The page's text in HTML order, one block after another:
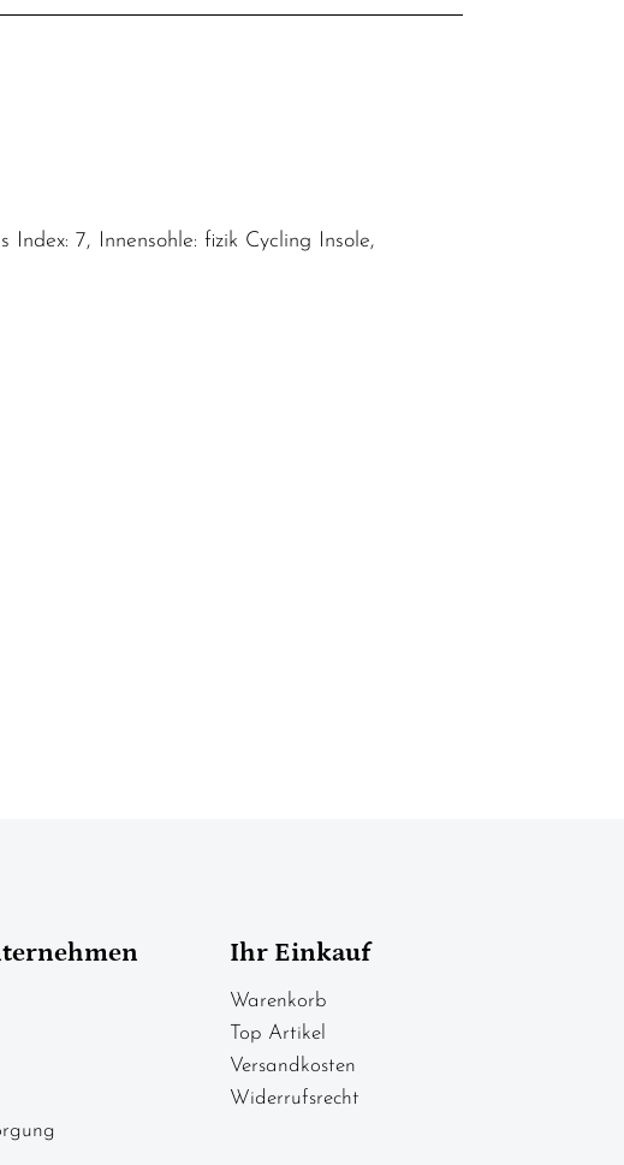
7, Innensohle: fizik Cycling Insole,
Ihr Einkauf
Warenkorb
Top Artikel
Versandkosten
Widerrufsrecht